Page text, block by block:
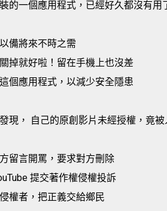
的一個應用程式，已經好久都沒有
備將來不時之需
掉就好啦！留在手機上也沒差
個應用程式，以減少安全隱患
現， 自己的原創影片未經授權，竟
留言開罵，要求對方刪除
提交著作權侵權投訴
權者，把正義交給鄉民